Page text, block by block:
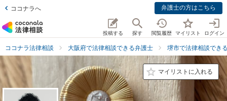
ココナラへ 弁護士の方はこちら
投稿する 探す 閲覧履歴 マイリスト ログイン
ココナラ法律相談 大阪府で法律相談できる弁護士 堺市で法律相談でき
マイリストに入れる